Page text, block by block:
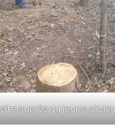
auprès du jeune alizier